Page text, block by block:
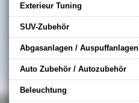
Exterieur Tuning
SUV-Zubehör
Abgasanlagen / Auspuffanlagen
Auto Zubehör / Autozubehör
Beleuchtung